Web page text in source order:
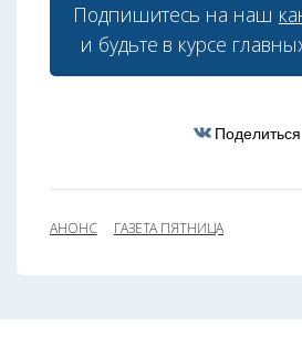
Подпишитесь на наш
и будьте в курсе
Поделиться
АНОНС ГАЗЕТА ПЯТНИЦА